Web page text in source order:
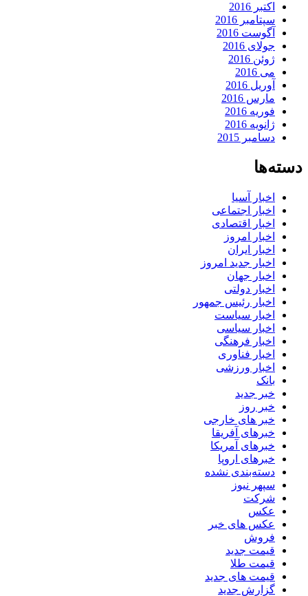
اکتبر 2016
سپتامبر 2016
آگوست 2016
جولای 2016
ژوئن 2016
می 2016
آوریل 2016
مارس 2016
فوریه 2016
ژانویه 2016
دسامبر 2015
دسته‌ها
اخبار آسیا
اخبار اجتماعی
اخبار اقتصادی
اخبار امروز
اخبار ایران
اخبار جدید امروز
اخبار جهان
اخبار دولتی
اخبار رئیس جمهور
اخبار سیاست
اخبار سیاسی
اخبار فرهنگی
اخبار فناوری
اخبار ورزشی
بانک
خبر جدید
خبر روز
خبر های خارجی
خبرهای آفریقا
خبرهای آمریکا
خبرهای اروپا
دسته‌بندی نشده
سپهر نیوز
شرکت
عکس
عکس های خبر
فروش
قیمت جدید
قیمت طلا
قیمت های جدید
گزارش جدید